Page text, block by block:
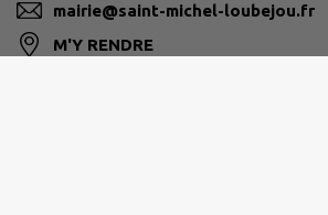
mairie@saint-michel-loubejou.fr
M'Y RENDRE